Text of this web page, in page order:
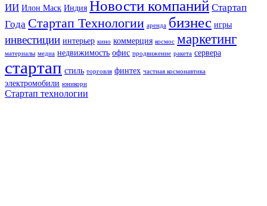
ИИ Илон Маск Индия Новости компаний Стартап
Года Стартап Технологии аренда бизнес игры
инвестиции интерьер кино коммерция космос маркетинг
материалы медиа недвижимость офис продвижение ракета сервера
стартап стиль торговля финтех частная космонавтика
электромобили юникорн
Стартап технологии